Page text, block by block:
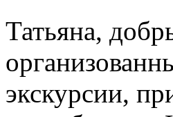
Татьяна,
экскурсии,